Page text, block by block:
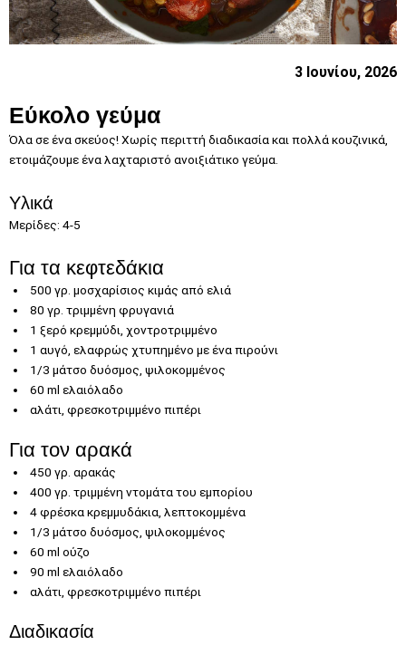
3 Ιουνίου, 2026
Εύκολο γεύμα
Όλα σε ένα σκεύος! Χωρίς περιττή διαδικασία και πολλά κουζινικά,
ετοιμάζουμε ένα λαχταριστό ανοιξιάτικο γεύμα.
Υλικά
Μερίδες: 4-5
Για τα κεφτεδάκια
500 γρ. μοσχαρίσιος κιμάς από ελιά
80 γρ. τριμμένη φρυγανιά
1 ξερό κρεμμύδι, χοντροτριμμένο
1 αυγό, ελαφρώς χτυπημένο με ένα πιρούνι
1/3 μάτσο δυόσμος, ψιλοκομμένος
60 ml ελαιόλαδο
αλάτι, φρεσκοτριμμένο πιπέρι
Για τον αρακά
450 γρ. αρακάς
400 γρ. τριμμένη ντομάτα του εμπορίου
4 φρέσκα κρεμμυδάκια, λεπτοκομμένα
1/3 μάτσο δυόσμος, ψιλοκομμένος
60 ml ούζο
90 ml ελαιόλαδο
αλάτι, φρεσκοτριμμένο πιπέρι
Διαδικασία